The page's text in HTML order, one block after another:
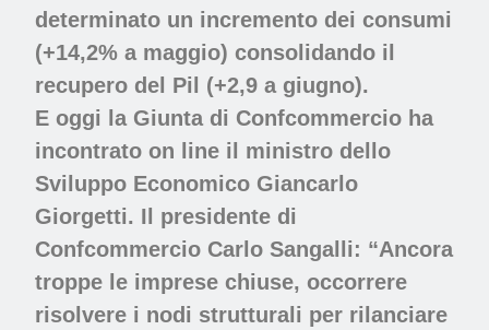
determinato un incremento dei consumi
(+14,2% a maggio) consolidando il
recupero del Pil (+2,9 a giugno).
E oggi la Giunta di Confcommercio ha
incontrato on line il ministro dello
Sviluppo Economico Giancarlo
Giorgetti. Il presidente di
Confcommercio Carlo Sangalli: “Ancora
troppe le imprese chiuse, occorrere
risolvere i nodi strutturali per rilanciare